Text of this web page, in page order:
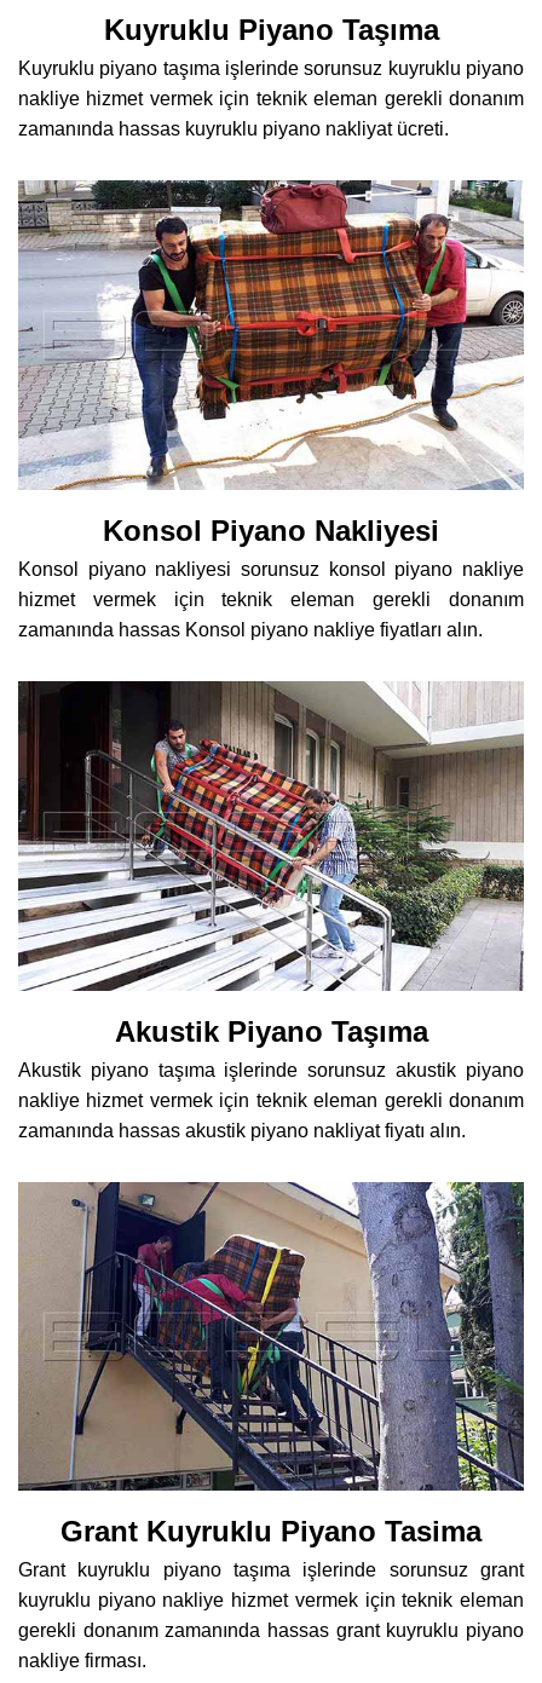
Kuyruklu Piyano Taşıma
Kuyruklu piyano taşıma işlerinde sorunsuz kuyruklu piyano
nakliye hizmet vermek için teknik eleman gerekli donanım
zamanında hassas kuyruklu piyano nakliyat ücreti.
Konsol Piyano Nakliyesi
Konsol piyano nakliyesi sorunsuz konsol piyano nakliye
hizmet vermek için teknik eleman gerekli donanım
zamanında hassas Konsol piyano nakliye fiyatları alın.
Akustik Piyano Taşıma
Akustik piyano taşıma işlerinde sorunsuz akustik piyano
nakliye hizmet vermek için teknik eleman gerekli donanım
zamanında hassas akustik piyano nakliyat fiyatı alın.
Grant Kuyruklu Piyano Tasima
Grant kuyruklu piyano taşıma işlerinde sorunsuz grant
kuyruklu piyano nakliye hizmet vermek için teknik eleman
gerekli donanım zamanında hassas grant kuyruklu piyano
nakliye firması.